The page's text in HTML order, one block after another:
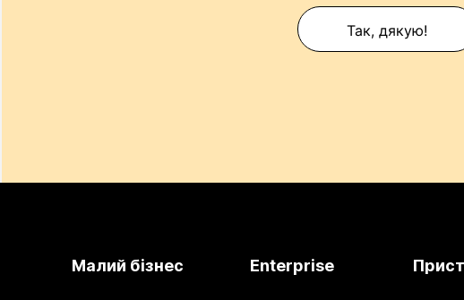
Так, дякую!
Малий бізнес Enterprise